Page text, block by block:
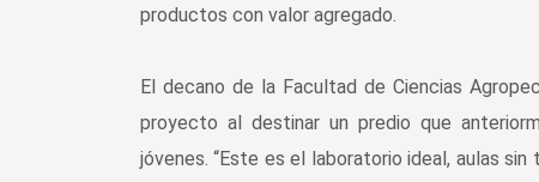
productos con valor agregado.
El decano de la Facultad de Ciencias
proyecto al destinar un predio que
jóvenes. “Este es el laboratorio ideal, aulas